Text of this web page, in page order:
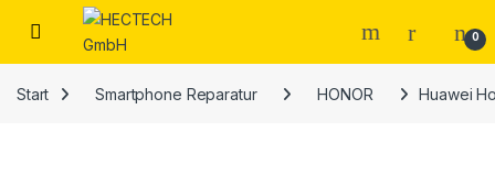
Open 0
Start Smartphone Reparatur HONOR Huawei